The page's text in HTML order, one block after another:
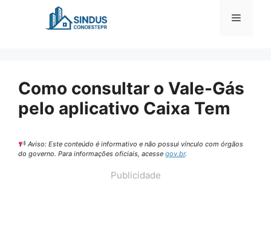
Menu
Como consultar o Vale-Gás
pelo aplicativo Caixa Tem
Aviso: Este conteúdo é informativo e não possui vínculo com órgãos
do governo. Para informações oficiais, acesse gov.br.
Publicidade